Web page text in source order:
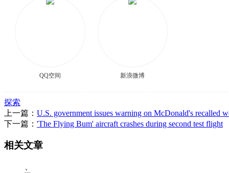
QQ空间 新浪微博
探索
上一篇： U.S. government issues warning on McDonald's recalled
下一篇： 'The Flying Bum' aircraft crashes during second test flight
相关文章